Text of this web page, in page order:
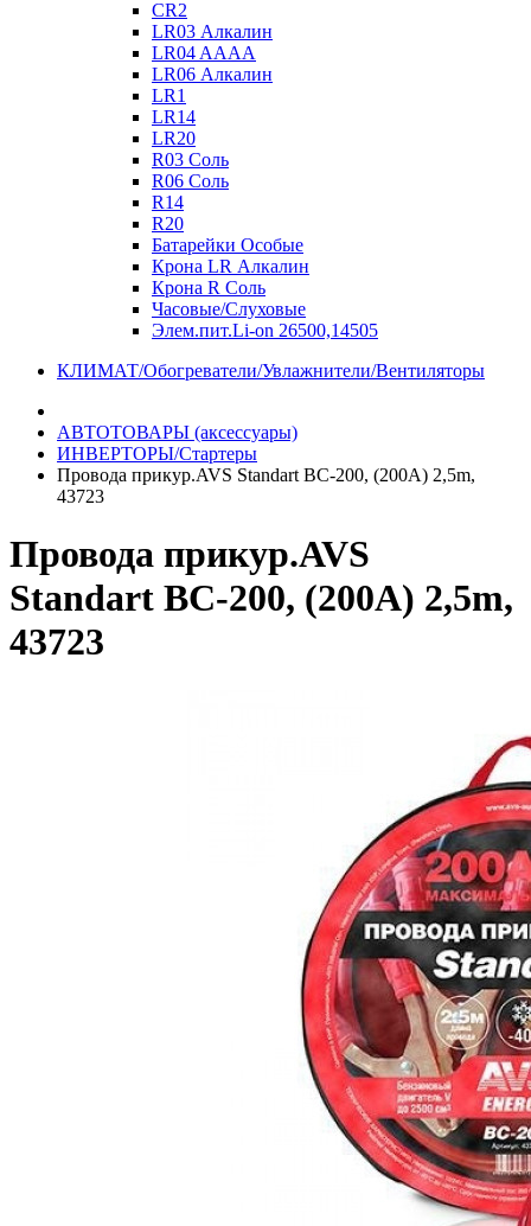
CR2
LR03 Алкалин
LR04 AAAA
LR06 Алкалин
LR1
LR14
LR20
R03 Соль
R06 Соль
R14
R20
Батарейки Особые
Крона LR Алкалин
Крона R Соль
Часовые/Слуховые
Элем.пит.Li-on 26500,14505
КЛИМАТ/Обогреватели/Увлажнители/Вентиляторы
АВТОТОВАРЫ (аксессуары)
ИНВЕРТОРЫ/Стартеры
Провода прикур.AVS Standart BC-200, (200A) 2,5m,
43723
Провода прикур.AVS
Standart BC-200, (200A) 2,5m,
43723